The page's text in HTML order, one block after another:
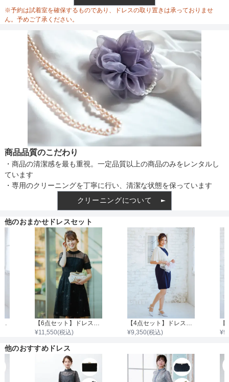
※予約は試着室を確保するものであり、ドレスの取り置きは承っておりませ
ん。予めご了承ください。
商品品質のこだわり
・商品の清潔感を最も重視。一定品質以上の商品のみをレンタルし
ています
・専用のクリーニングを丁寧に行い、清潔な状態を保っています
クリーニングについて
他のおまかせドレスセット
【4点セット】ドレス＆バッグ・ネックレス・イヤリング
【6点セット】ドレス＋小物5点
¥11,550(税込)
【4点セット】ドレス＆羽織・バッグ・ネックレス
¥9,350(税込) ¥
他のおすすめドレス